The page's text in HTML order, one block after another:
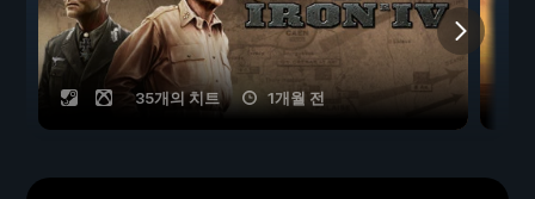
35개의 치트 1개월 전